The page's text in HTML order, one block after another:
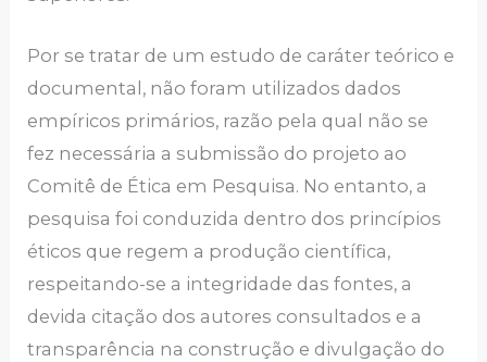
Por se tratar de um estudo de caráter teórico e
documental, não foram utilizados dados
empíricos primários, razão pela qual não se
fez necessária a submissão do projeto ao
Comitê de Ética em Pesquisa. No entanto, a
pesquisa foi conduzida dentro dos princípios
éticos que regem a produção científica,
respeitando-se a integridade das fontes, a
devida citação dos autores consultados e a
transparência na construção e divulgação do